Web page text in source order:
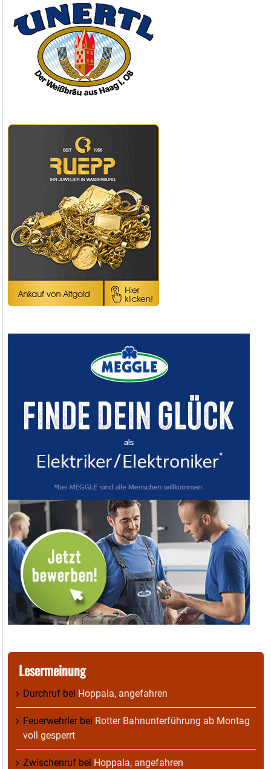
Lesermeinung
Durchruf bei Hoppala, angefahren
Feuerwehrlerbei Rotter Bahnunterführung ab Montag
voll gesperrt
Zwischenruf bei Hoppala, angefahren